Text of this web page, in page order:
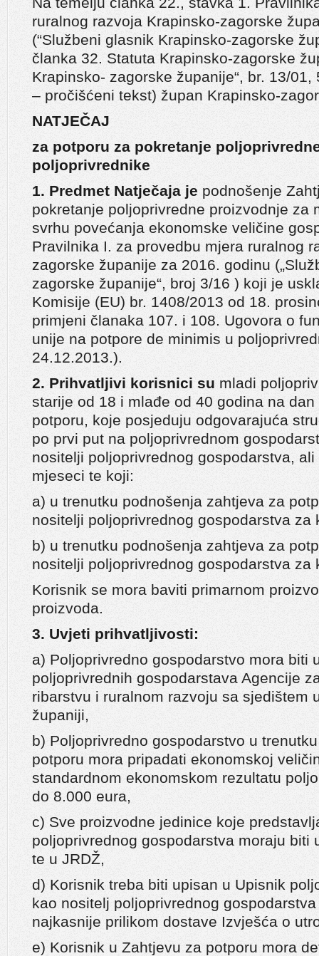
ruralnog razvoja Krapinsko-zagorske
(“Službeni glasnik Krapinsko-zagorske
članka 32. Statuta Krapinsko-zagorske
Krapinsko- zagorske županije“, br. 13/
– pročišćeni tekst) župan Krapinsko-
NATJEČAJ
za potporu za pokretanje
poljoprivrednike
1. Predmet Natječaja je podnošenje
pokretanje poljoprivredne proizvodnje za
svrhu povećanja ekonomske veličine
Pravilnika I. za provedbu mjera ruralnog
zagorske županije za 2016. godinu
zagorske županije“, broj 3/16 ) koji je
Komisije (EU) br. 1408/2013 od 18.
primjeni članaka 107. i 108. Ugovora o
unije na potpore de minimis u
24.12.2013.).
2. Prihvatljivi korisnici su mladi
starije od 18 i mlađe od 40 godina na
potporu, koje posjeduju odgovarajuća
po prvi put na poljoprivrednom
nositelji poljoprivrednog gospodarstva,
mjeseci te koji:
a) u trenutku podnošenja zahtjeva za
nositelji poljoprivrednog gospodarstva za
b) u trenutku podnošenja zahtjeva za
nositelji poljoprivrednog gospodarstva za
Korisnik se mora baviti primarnom
proizvoda.
3. Uvjeti prihvatljivosti:
a) Poljoprivredno gospodarstvo mora biti
poljoprivrednih gospodarstava Agencije
ribarstvu i ruralnom razvoju sa sjedištem
županiji,
b) Poljoprivredno gospodarstvo u
potporu mora pripadati ekonomskoj
standardnom ekonomskom rezultatu
do 8.000 eura,
c) Sve proizvodne jedinice koje
poljoprivrednog gospodarstva moraju biti
te u JRDŽ,
d) Korisnik treba biti upisan u Upisnik
kao nositelj poljoprivrednog
najkasnije prilikom dostave Izvješća o
e) Korisnik u Zahtjevu za potporu mora